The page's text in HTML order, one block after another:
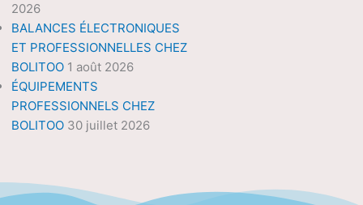
2026
BALANCES ÉLECTRONIQUES
ET PROFESSIONNELLES CHEZ
BOLITOO 1 août 2026
ÉQUIPEMENTS
PROFESSIONNELS CHEZ
BOLITOO 30 juillet 2026